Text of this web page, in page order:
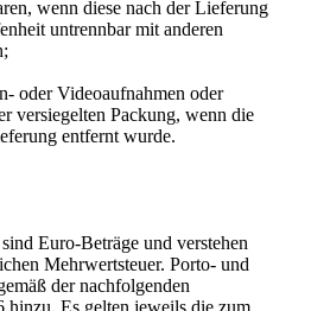
wenn diese nach der Lieferung
untrennbar mit anderen
oder Videoaufnahmen oder
versiegelten Packung, wenn die
entfernt wurde.
Euro-Beträge und verstehen
Mehrwertsteuer. Porto- und
der nachfolgenden
Es gelten jeweils die zum